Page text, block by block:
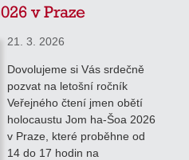
v Praze
21. 3. 2026
Dovolujeme si Vás srdečně
pozvat na letošní ročník
Veřejného čtení jmen obětí
holocaustu Jom ha-Šoa 2026
v Praze, které proběhne od
14 do 17 hodin na